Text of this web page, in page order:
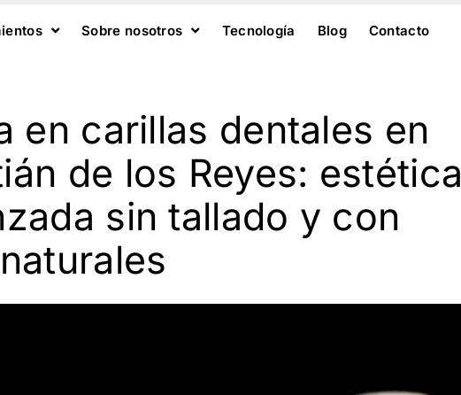
Sobre nosotros Tecnología Blog Contacto
en carillas dentales en
de los Reyes: estética
sin tallado y con